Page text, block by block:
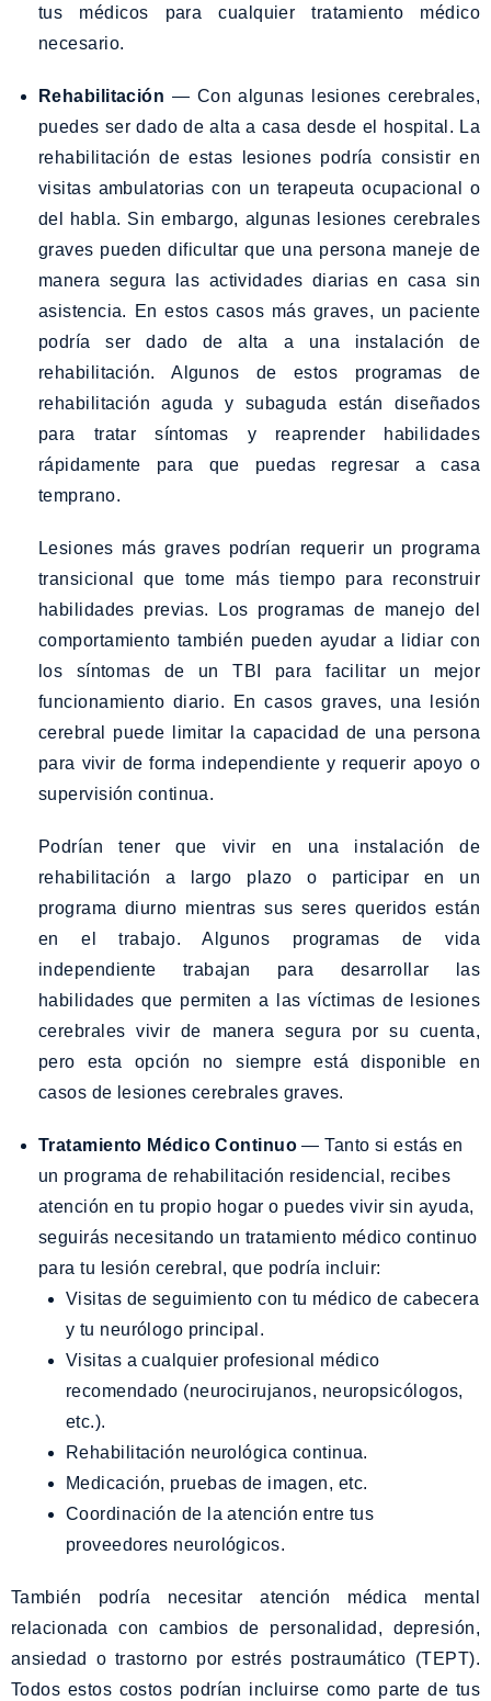
tus médicos para cualquier tratamiento médico
necesario.
Rehabilitación — Con algunas lesiones cerebrales,
puedes ser dado de alta a casa desde el hospital. La
rehabilitación de estas lesiones podría consistir en
visitas ambulatorias con un terapeuta ocupacional o
del habla. Sin embargo, algunas lesiones cerebrales
graves pueden dificultar que una persona maneje de
manera segura las actividades diarias en casa sin
asistencia. En estos casos más graves, un paciente
podría ser dado de alta a una instalación de
rehabilitación. Algunos de estos programas de
rehabilitación aguda y subaguda están diseñados
para tratar síntomas y reaprender habilidades
rápidamente para que puedas regresar a casa
temprano.
Lesiones más graves podrían requerir un programa
transicional que tome más tiempo para reconstruir
habilidades previas. Los programas de manejo del
comportamiento también pueden ayudar a lidiar con
los síntomas de un TBI para facilitar un mejor
funcionamiento diario. En casos graves, una lesión
cerebral puede limitar la capacidad de una persona
para vivir de forma independiente y requerir apoyo o
supervisión continua.
Podrían tener que vivir en una instalación de
rehabilitación a largo plazo o participar en un
programa diurno mientras sus seres queridos están
en el trabajo. Algunos programas de vida
independiente trabajan para desarrollar las
habilidades que permiten a las víctimas de lesiones
cerebrales vivir de manera segura por su cuenta,
pero esta opción no siempre está disponible en
casos de lesiones cerebrales graves.
Tratamiento Médico Continuo— Tanto si estás en
un programa de rehabilitación residencial, recibes
atención en tu propio hogar o puedes vivir sin ayuda,
seguirás necesitando un tratamiento médico continuo
para tu lesión cerebral, que podría incluir:
Visitas de seguimiento con tu médico de cabecera
y tu neurólogo principal.
Visitas a cualquier profesional médico
recomendado (neurocirujanos, neuropsicólogos,
etc.).
Rehabilitación neurológica continua.
Medicación, pruebas de imagen, etc.
Coordinación de la atención entre tus
proveedores neurológicos.
También podría necesitar atención médica mental
relacionada con cambios de personalidad, depresión,
ansiedad o trastorno por estrés postraumático (TEPT).
Todos estos costos podrían incluirse como parte de tus